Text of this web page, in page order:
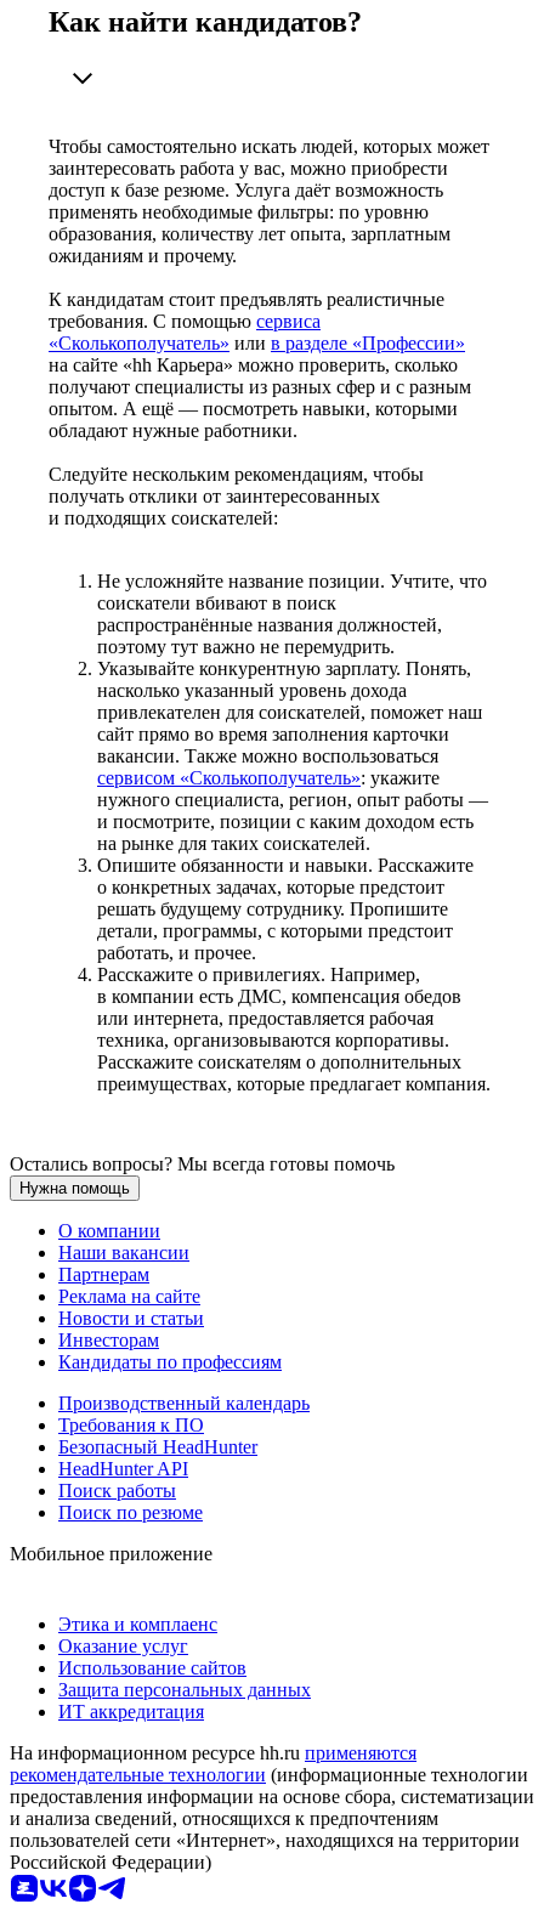
Как найти кандидатов?
Чтобы самостоятельно искать людей, которых может
заинтересовать работа у вас, можно приобрести
доступ к базе резюме. Услуга даёт возможность
применять необходимые фильтры: по уровню
образования, количеству лет опыта, зарплатным
ожиданиям и прочему.
К кандидатам стоит предъявлять реалистичные
требования. С помощью сервиса
«Сколькополучатель» или в разделе «Профессии»
на сайте «hh Карьера» можно проверить, сколько
получают специалисты из разных сфер и с разным
опытом. А ещё — посмотреть навыки, которыми
обладают нужные работники.
Следуйте нескольким рекомендациям, чтобы
получать отклики от заинтересованных
и подходящих соискателей:
Не усложняйте название позиции. Учтите, что
соискатели вбивают в поиск
распространённые названия должностей,
поэтому тут важно не перемудрить.
Указывайте конкурентную зарплату. Понять,
насколько указанный уровень дохода
привлекателен для соискателей, поможет наш
сайт прямо во время заполнения карточки
вакансии. Также можно воспользоваться
сервисом «Сколькополучатель»: укажите
нужного специалиста, регион, опыт работы —
и посмотрите, позиции с каким доходом есть
на рынке для таких соискателей.
Опишите обязанности и навыки. Расскажите
о конкретных задачах, которые предстоит
решать будущему сотруднику. Пропишите
детали, программы, с которыми предстоит
работать, и прочее.
Расскажите о привилегиях. Например,
в компании есть ДМС, компенсация обедов
или интернета, предоставляется рабочая
техника, организовываются корпоративы.
Расскажите соискателям о дополнительных
преимуществах, которые предлагает компания.
Остались вопросы? Мы всегда готовы помочь
Нужна помощь
О компании
Наши вакансии
Партнерам
Реклама на сайте
Новости и статьи
Инвесторам
Кандидаты по профессиям
Производственный календарь
Требования к ПО
Безопасный HeadHunter
HeadHunter API
Поиск работы
Поиск по резюме
Мобильное приложение
Этика и комплаенс
Оказание услуг
Использование сайтов
Защита персональных данных
ИТ аккредитация
На информационном ресурсе hh.ru применяются
рекомендательные технологии (информационные технологии
предоставления информации на основе сбора, систематизации
и анализа сведений, относящихся к предпочтениям
пользователей сети «Интернет», находящихся на территории
Российской Федерации)